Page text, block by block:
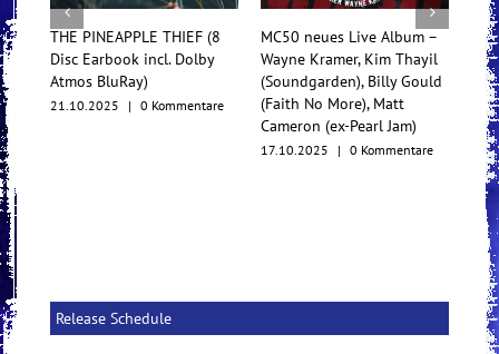
THE PINEAPPLE THIEF (8
Disc Earbook incl. Dolby
Atmos BluRay)
21.10.2025 | 0 Kommentare
MC50 neues Live Album –
Wayne Kramer, Kim Thayil
(Soundgarden), Billy Gould
(Faith No More), Matt
Cameron (ex-Pearl Jam)
17.10.2025 | 0 Kommentare
Release Schedule